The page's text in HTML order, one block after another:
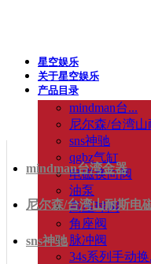
星空娱乐
关于星空娱乐
产品目录
mindman台...
尼尔森/台湾山
sns神驰
qgbz气缸
电磁换向阀
油泵
高压球阀
角座阀
脉冲阀
34s系列手动换
mindman台湾金器
尼尔森/台湾山耐斯电
sns神驰